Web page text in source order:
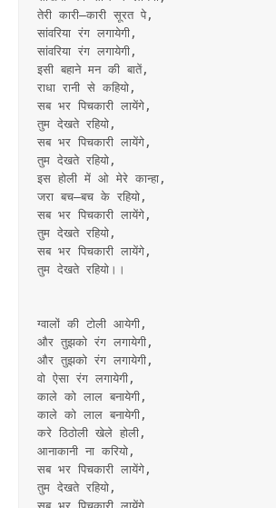
तेरी कारी–कारी सूरत पे,
सांवरिया रंग लगायेगी,
सांवरिया रंग लगायेगी,
इसी बहाने मन की बातें,
राधा रानी से कहियो,
सब भर पिचकारी लायेंगे,
तुम देखते रहियो,
सब भर पिचकारी लायेंगे,
तुम देखते रहियो,
इस होली में ओ मेरे कान्हा,
जरा बच–बच के रहियो,
सब भर पिचकारी लायेंगे,
तुम देखते रहियो,
सब भर पिचकारी लायेंगे,
तुम देखते रहियो।।
ग्वालों की टोली आयेगी,
और तुझको रंग लगायेगी,
और तुझको रंग लगायेगी,
वो ऐसा रंग लगायेगी,
काले को लाल बनायेगी,
काले को लाल बनायेगी,
करे ठिठोली खेले होली,
आनाकानी ना करियो,
सब भर पिचकारी लायेंगे,
तुम देखते रहियो,